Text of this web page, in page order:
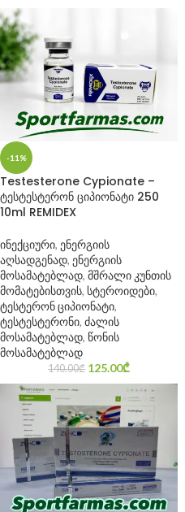
-11%
Testesterone Cypionate –
ტესტესტერონ ციპიონატი 250
10ml REMIDEX
ინექციური, ენერგიის
აღსადგენად, ენერგიის
მოსამატებლად, მშრალი კუნთის
მომატებისთვის, სტეროიდები,
ტესტერონ ციპიონატი,
ტესტესტერონი, ძალის
მოსამატებლად, წონის
მოსამატებლად
140.00₾ 125.00₾